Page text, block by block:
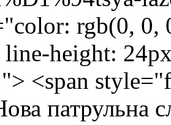
rgb(0,
line-height:
<span
патрульна